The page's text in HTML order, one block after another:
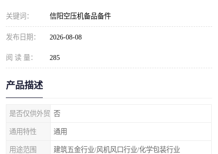
关键词： 信阳空压机备品备件
发布日期： 2026-08-08
阅 读 量： 285
产品描述
是否仅供外贸 否
通用特性 通用
用途范围 建筑五金行业/风机风口行业/化学包装行业